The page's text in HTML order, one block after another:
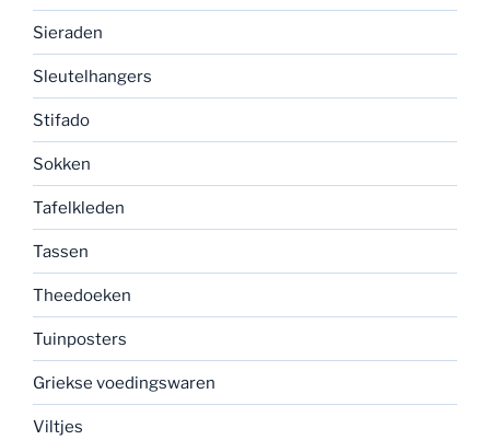
Sieraden
Sleutelhangers
Stifado
Sokken
Tafelkleden
Tassen
Theedoeken
Tuinposters
Griekse voedingswaren
Viltjes